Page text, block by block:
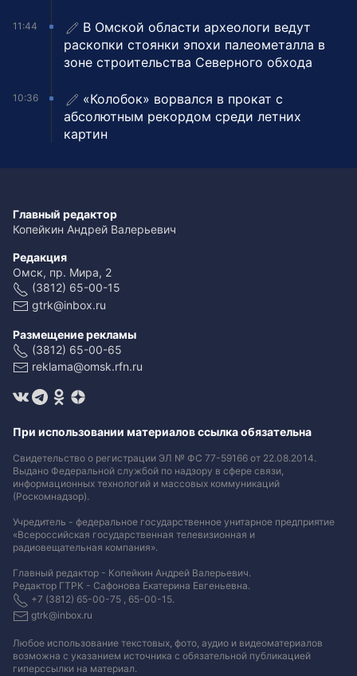
11:44
В Омской области археологи ведут
раскопки стоянки эпохи палеометалла в
зоне строительства Северного обхода
10:36
«Колобок» ворвался в прокат с
абсолютным рекордом среди летних
картин
Главный редактор
Копейкин Андрей Валерьевич
Редакция
Омск, пр. Мира, 2
(3812) 65-00-15
gtrk@inbox.ru
Размещение рекламы
(3812) 65-00-65
reklama@omsk.rfn.ru
При использовании материалов ссылка обязательна
Свидетельство о регистрации ЭЛ № ФС 77-59166 от 22.08.2014.
Выдано Федеральной службой по надзору в сфере связи,
информационных технологий и массовых коммуникаций
(Роскомнадзор).
Учредитель - федеральное государственное унитарное предприятие
«Всероссийская государственная телевизионная и
радиовещательная компания».
Главный редактор - Копейкин Андрей Валерьевич.
Редактор ГТРК - Сафонова Екатерина Евгеньевна.
+7 (3812) 65-00-75 , 65-00-15.
gtrk@inbox.ru
Любое использование текстовых, фото, аудио и видеоматериалов
возможна с указанием источника с обязательной публикацией
гиперссылки на материал.